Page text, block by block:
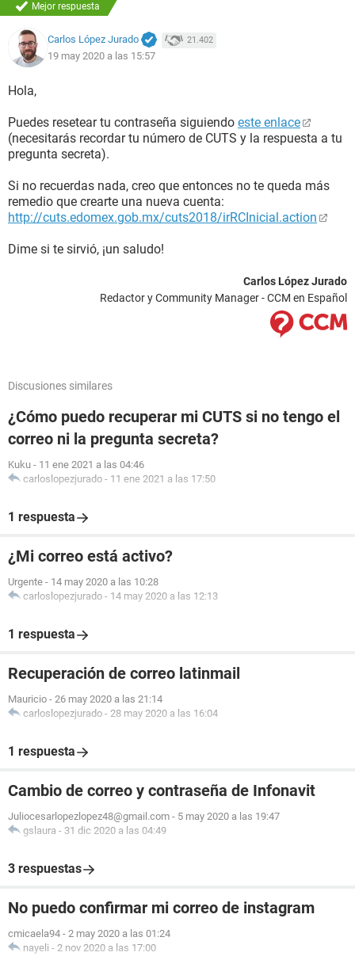
Mejor respuesta
Carlos López Jurado 21.402
19 may 2020 a las 15:57
Hola,
Puedes resetear tu contraseña siguiendo este enlace
(necesitarás recordar tu número de CUTS y la respuesta a tu
pregunta secreta).
Si no recuerdas nada, creo que entonces no te queda más
remedio que crearte una nueva cuenta:
http://cuts.edomex.gob.mx/cuts2018/irRCInicial.action
Dime si te sirvió, ¡un saludo!
Carlos López Jurado
Redactor y Community Manager - CCM en Español
Discusiones similares
¿Cómo puedo recuperar mi CUTS si no tengo el
correo ni la pregunta secreta?
Kuku - 11 ene 2021 a las 04:46
carloslopezjurado - 11 ene 2021 a las 17:50
1 respuesta
¿Mi correo está activo?
Urgente - 14 may 2020 a las 10:28
carloslopezjurado - 14 may 2020 a las 12:13
1 respuesta
Recuperación de correo latinmail
Mauricio - 26 may 2020 a las 21:14
carloslopezjurado - 28 may 2020 a las 16:04
1 respuesta
Cambio de correo y contraseña de Infonavit
Juliocesarlopezlopez48@gmail.com - 5 may 2020 a las 19:47
gslaura - 31 dic 2020 a las 04:49
3 respuestas
No puedo confirmar mi correo de instagram
cmicaela94 - 2 may 2020 a las 01:24
nayeli - 2 nov 2020 a las 17:00